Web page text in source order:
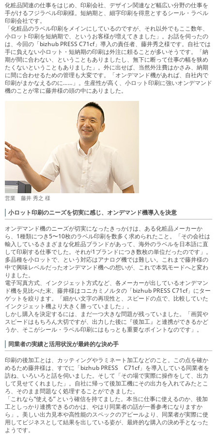
化粧品関連の仕事をはじめ、印刷会社、デザイン関連など幅広い分野の仕事を
手がけるフジラベル印刷様。短納期と、細字印刷を得意とするシール・ラベル
印刷会社です。
「化粧品のラベル印刷をメインにしているのですが、それ以外でもここ数年、
小ロット印刷を短納期で、というお客様が増えてきました」。お話を伺ったの
は、今回の「bizhub PRESS C71cf」導入の責任者、藤井秀之様です。自社では
手に負えない小ロット・短納期の印刷は外注に頼ることが多いそうです。「納
期が間に合わない、ということもありましたし、無下に断って仕事の幅を狭め
たくないということもありました」。外に出せば、当然外注費はかさみ、納期
に間に合わせるための管理も大変です。「オンデマンド機があれば、自社内で
印刷がまかなえるのに……」。生産性が高く、小ロット印刷に強いオンデマンド
機のことが常に藤井様の頭の中にありました。
営業 藤井 秀之 様
小ロット印刷のニーズを切実に感じ、オンデマンド機導入を決意
オンデマンド機のニーズが切実になったきっかけは、ある化粧品メーカーか
ら、1種類につき5〜10枚のラベル印刷を数多く求められたこと。「その会社は
輸入しているさまざまな化粧品ブランドがあって、海外のラベルを日本語に直
して印刷する仕事でした。それが1ブランドにつき数枚の単位だったのです」。
多品種を小ロットで、という対応はアナログ機では難しい。これまで藤井様の
中で興味レベルだったオンデマンド機への想いが、これで本気モードへと変わ
りました。
電子写真方式、インクジェット方式など、各メーカーが出しているオンデマン
ド機を見比べた末、藤井様はコニカミノルタの「bizhub PRESS C71cf」にター
ゲットを絞ります。「細かい文字の再現性と、スピードの点で、比較していた
インクジェット機より大きく勝っていました」。
しかし購入を決定するには、まだ一つ大きな問題が残っていました。「画質や
スピードはもちろん大切ですが、出力した後に『後加工』と連携ができるかど
うか、そこがシール・ラベル印刷にはもっとも重要なポイントなのです」。
同業者の実績と活用状況が最終的な決め手
印刷の後加工とは、カッティングやラミネート加工などのこと。この点を確か
めるため藤井様は、すでに「bizhub PRESS C71cf」を導入している同業者を
訪ね、いろいろと話を伺いました。そして「その場で実際に操作をして、出力
して見せてくれました」。自社に帰って後加工機にその出力を入れてみたとこ
ろ、そのまま問題なく処理することができました。
「これなら“使える” という確信を持てました。本当に仕事に使えるのか、後加
工としっかり連携できるのかは、やはり同業者の話が一番参考になりますか
ら」。美しい出力見本や高性能のスペックのアピールより、同業者が実際に使
用してビジネスとして結果を出している姿が、最終的な購入の決め手となった
ようです。